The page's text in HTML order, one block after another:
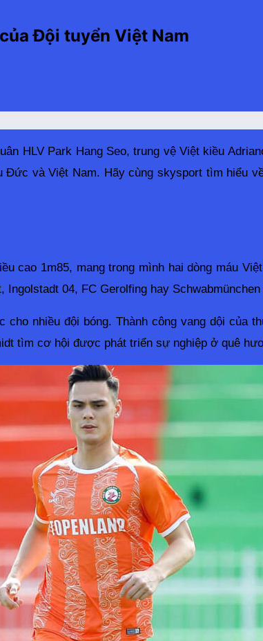
Đội tuyển Việt Nam
HLV Park Hang Seo, trung vệ Việt kiều
Đức và Việt Nam. Hãy cùng skysport tìm hiểu
cao 1m85, mang trong mình hai dòng máu
04, FC Gerolfing hay
nhiều đội bóng. Thành công vang dội của
tìm cơ hội được phát triển sự nghiệp ở quê